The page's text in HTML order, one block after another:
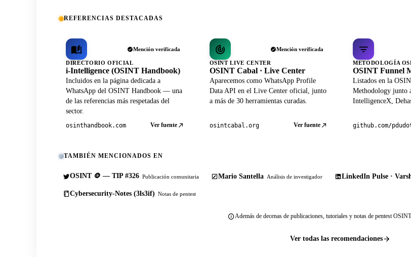
REFERENCIAS DESTACADAS
Mención verificada
DIRECTORIO OFICIAL
i-Intelligence (OSINT Handbook)
Incluidos en la página dedicada a
WhatsApp del OSINT Handbook — una
de las referencias más respetadas del
sector.
osinthandbook.com Ver fuente
Mención verificada
OSINT LIVE CENTER
OSINT Cabal · Live Center
Aparecemos como WhatsApp Profile
Data API en el Live Center oficial, junto
a más de 30 herramientas curadas.
osintcabal.org Ver fuente
METODOLOGÍA
OSINT Funnel
Listados en la
Methodology junto
IntelligenceX,
TAMBIÉN MENCIONADOS EN
OSINT 🪙 — TIP #326 Publicación comunitaria Mario Santella Análisis de investigador LinkedIn Pulse ·
Cybersecurity-Notes (3ls3if) Notas de pentest
Además de decenas de publicaciones, tutoriales y notas de pentest
Ver todas las recomendaciones